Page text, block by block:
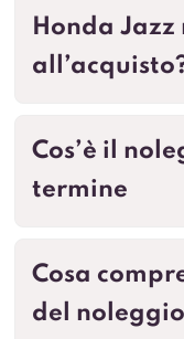
Honda Jazz
Cos’è il
termine
Cosa
del